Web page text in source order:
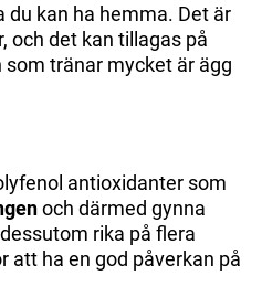
du kan ha hemma. Det är
och det kan tillagas på
tränar mycket är ägg
antioxidanter som
och därmed gynna
rika på flera
att ha en god påverkan på